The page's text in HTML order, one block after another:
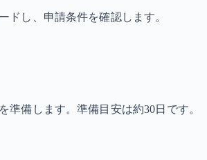
ドし、申請条件を確認します。
準備します。準備目安は約30日です。